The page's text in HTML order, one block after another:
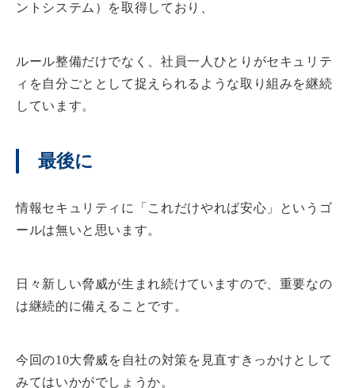
ントシステム）を取得しており、
ルール整備だけでなく、社員一人ひとりがセキュリテ
ィを自分ごととして捉えられるような取り組みを継続
しています。
最後に
情報セキュリティに「これだけやれば安心」というゴ
ールは無いと思います。
日々新しい脅威が生まれ続けていますので、重要なの
は継続的に備えることです。
今回の10大脅威を自社の対策を見直すきっかけとして
みてはいかがでしょうか。